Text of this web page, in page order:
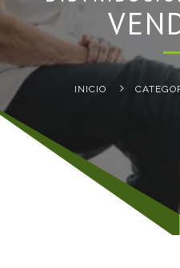
INICIO